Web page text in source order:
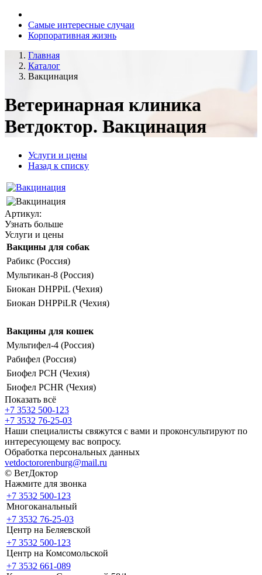
Самые интересные случаи
Корпоративная жизнь
Главная
Каталог
Вакцинация
Ветеринарная клиника
Ветдоктор. Вакцинация
Услуги и цены
Назад к списку
Артикул:
Узнать больше
Услуги и цены
Вакцины для собак
Рабикс (Россия)
Мультикан-8 (Россия)
Биокан DHPPiL (Чехия)
Биокан DHPPiLR (Чехия)
Вакцины для кошек
Мультифел-4 (Россия)
Рабифел (Россия)
Биофел PCH (Чехия)
Биофел PCHR (Чехия)
Показать всё
+7 3532 500-123
+7 3532 76-25-03
Наши специалисты свяжутся с вами и проконсультируют по
интересующему вас вопросу.
Обработка персональных данных
vetdoctororenburg@mail.ru
© ВетДоктор
Нажмите для звонка
+7 3532 500-123
Многоканальный
+7 3532 76-25-03
Центр на Беляевской
+7 3532 500-123
Центр на Комсомольской
+7 3532 661-089